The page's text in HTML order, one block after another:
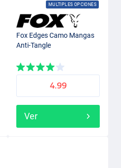
MULTIPLES OPCIONES
Fox Edges Camo Mangas
Anti-Tangle
4.99
Ver